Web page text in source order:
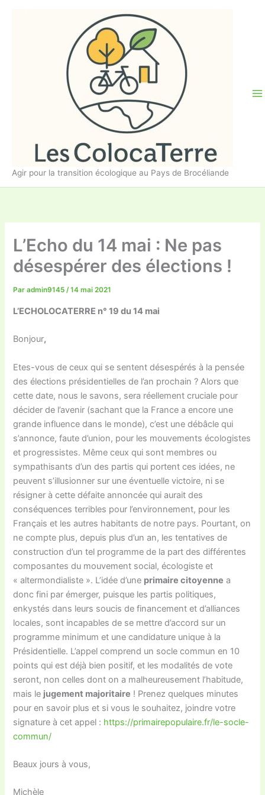
Agir pour la transition écologique au Pays de Brocéliande
L’Echo du 14 mai : Ne pas
désespérer des élections !
Paradmin9145/14 mai 2021
L’ECHOLOCATERRE n° 19 du 14 mai
Bonjour,
Etes-vous de ceux qui se sentent désespérés à la pensée
des élections présidentielles de l’an prochain ? Alors que
cette date, nous le savons, sera réellement cruciale pour
décider de l’avenir (sachant que la France a encore une
grande influence dans le monde), c’est une débâcle qui
s’annonce, faute d’union, pour les mouvements écologistes
et progressistes. Même ceux qui sont membres ou
sympathisants d’un des partis qui portent ces idées, ne
peuvent s’illusionner sur une éventuelle victoire, ni se
résigner à cette défaite annoncée qui aurait des
conséquences terribles pour l’environnement, pour les
Français et les autres habitants de notre pays. Pourtant, on
ne compte plus, depuis plus d’un an, les tentatives de
construction d’un tel programme de la part des différentes
composantes du mouvement social, écologiste et
« altermondialiste ». L’idée d’une primaire citoyenne a
donc fini par émerger, puisque les partis politiques,
enkystés dans leurs soucis de financement et d’alliances
locales, sont incapables de se mettre d’accord sur un
programme minimum et une candidature unique à la
Présidentielle. L’appel comprend un socle commun en 10
points qui est déjà bien positif, et les modalités de vote
seront, non celles dont on a malheureusement l’habitude,
mais le jugement majoritaire ! Prenez quelques minutes
pour en savoir plus et si vous le souhaitez, joindre votre
signature à cet appel : https://primairepopulaire.fr/le-socle-
commun/
Beaux jours à vous,
Michèle